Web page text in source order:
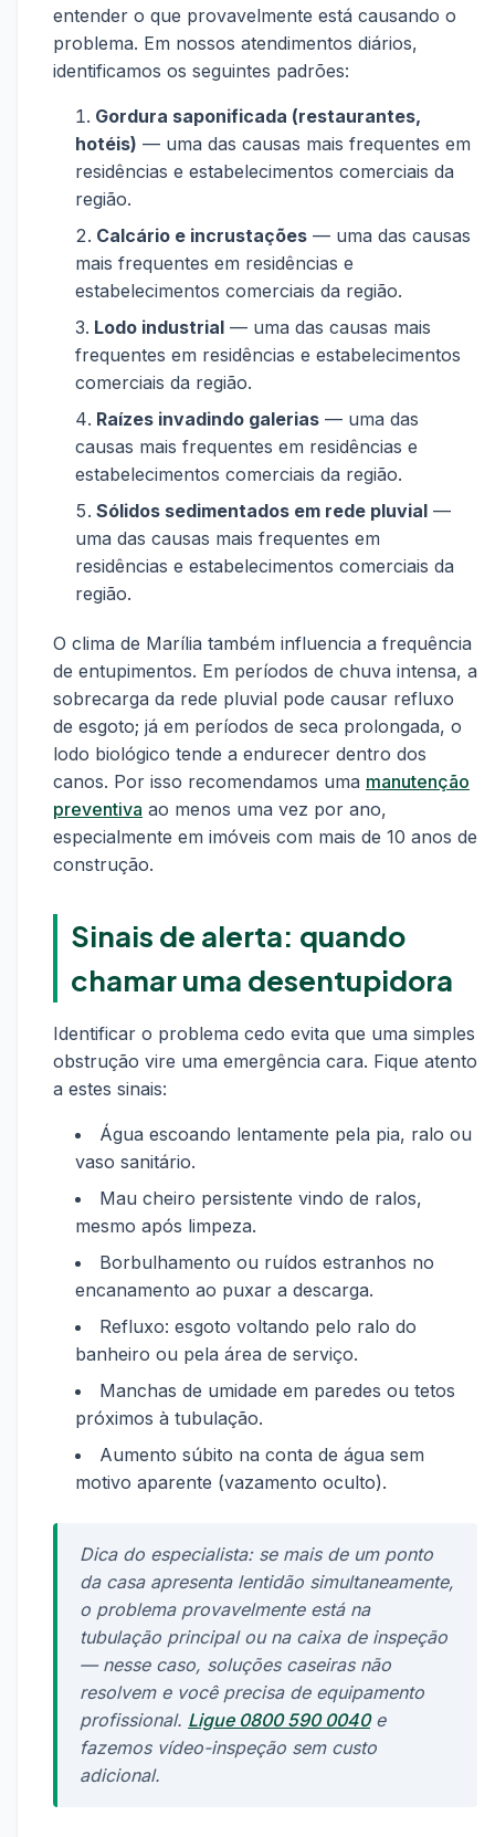
entender o que provavelmente está causando o
problema. Em nossos atendimentos diários,
identificamos os seguintes padrões:
Gordura saponificada (restaurantes,
hotéis) — uma das causas mais frequentes em
residências e estabelecimentos comerciais da
região.
Calcário e incrustações — uma das causas
mais frequentes em residências e
estabelecimentos comerciais da região.
Lodo industrial — uma das causas mais
frequentes em residências e estabelecimentos
comerciais da região.
Raízes invadindo galerias — uma das
causas mais frequentes em residências e
estabelecimentos comerciais da região.
Sólidos sedimentados em rede pluvial —
uma das causas mais frequentes em
residências e estabelecimentos comerciais da
região.
O clima de Marília também influencia a frequência
de entupimentos. Em períodos de chuva intensa, a
sobrecarga da rede pluvial pode causar refluxo
de esgoto; já em períodos de seca prolongada, o
lodo biológico tende a endurecer dentro dos
canos. Por isso recomendamos uma manutenção
preventiva ao menos uma vez por ano,
especialmente em imóveis com mais de 10 anos de
construção.
Sinais de alerta: quando
chamar uma desentupidora
Identificar o problema cedo evita que uma simples
obstrução vire uma emergência cara. Fique atento
a estes sinais:
Água escoando lentamente pela pia, ralo ou
vaso sanitário.
Mau cheiro persistente vindo de ralos,
mesmo após limpeza.
Borbulhamento ou ruídos estranhos no
encanamento ao puxar a descarga.
Refluxo: esgoto voltando pelo ralo do
banheiro ou pela área de serviço.
Manchas de umidade em paredes ou tetos
próximos à tubulação.
Aumento súbito na conta de água sem
motivo aparente (vazamento oculto).
Dica do especialista: se mais de um ponto
da casa apresenta lentidão simultaneamente,
o problema provavelmente está na
tubulação principal ou na caixa de inspeção
— nesse caso, soluções caseiras não
resolvem e você precisa de equipamento
profissional. Ligue 0800 590 0040e
fazemos vídeo-inspeção sem custo
adicional.